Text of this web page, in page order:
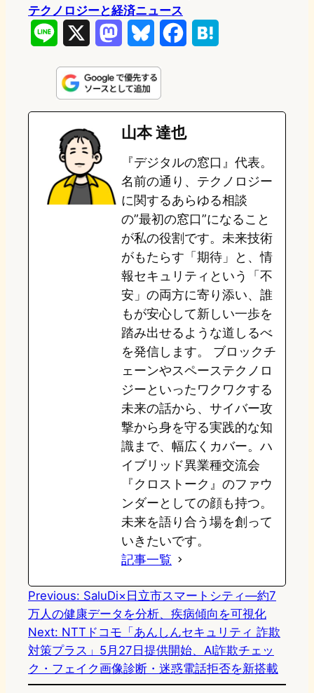
テクノロジーと経済ニュース
n
e
s
t
o
o
n
u
e
s
k
e
b
o
o
k
e
a
山本 達也
『デジタルの窓口』代表。
名前の通り、テクノロジー
に関するあらゆる相談
の”最初の窓口”になること
が私の役割です。未来技術
がもたらす「期待」と、情
報セキュリティという「不
安」の両方に寄り添い、誰
もが安心して新しい一歩を
踏み出せるような道しるべ
を発信します。 ブロックチ
ェーンやスペーステクノロ
ジーといったワクワクする
未来の話から、サイバー攻
撃から身を守る実践的な知
識まで、幅広くカバー。ハ
イブリッド異業種交流会
『クロストーク』のファウ
ンダーとしての顔も持つ。
未来を語り合う場を創って
いきたいです。
記事一覧
Previous: SaluDi×日立市スマートシティ―約7
万人の健康データを分析、疾病傾向を可視化
Next: NTTドコモ「あんしんセキュリティ 詐欺
対策プラス」5月27日提供開始、AI詐欺チェッ
ク・フェイク画像診断・迷惑電話拒否を新搭載